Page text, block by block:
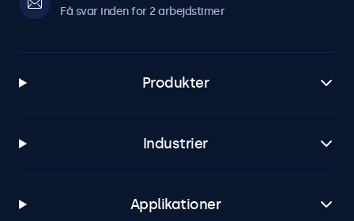
Få svar inden for 2 arbejdstimer
Produkter
Industrier
Applikationer